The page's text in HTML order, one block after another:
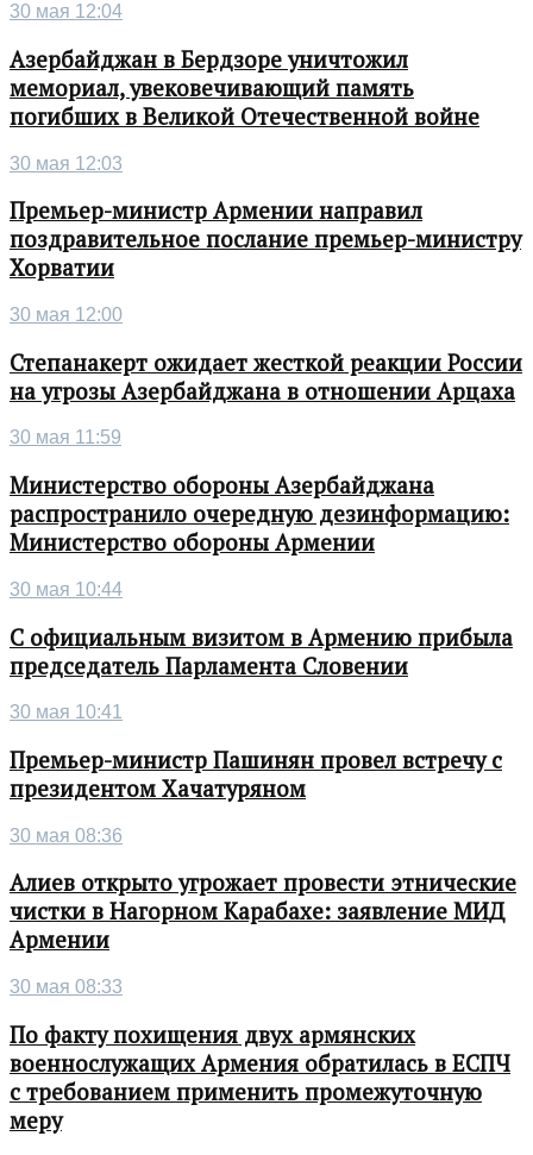
30 мая 12:04
Азербайджан в Бердзоре уничтожил
мемориал, увековечивающий память
погибших в Великой Отечественной войне
30 мая 12:03
Премьер-министр Армении направил
поздравительное послание премьер-министру
Хорватии
30 мая 12:00
Степанакерт ожидает жесткой реакции России
на угрозы Азербайджана в отношении Арцаха
30 мая 11:59
Министерство обороны Азербайджана
распространило очередную дезинформацию:
Министерство обороны Армении
30 мая 10:44
С официальным визитом в Армению прибыла
председатель Парламента Словении
30 мая 10:41
Премьер-министр Пашинян провел встречу с
президентом Хачатуряном
30 мая 08:36
Алиев открыто угрожает провести этнические
чистки в Нагорном Карабахе: заявление МИД
Армении
30 мая 08:33
По факту похищения двух армянских
военнослужащих Армения обратилась в ЕСПЧ
с требованием применить промежуточную
меру